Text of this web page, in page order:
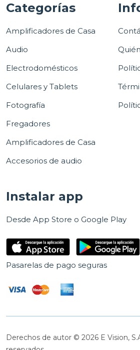
Categorías
Amplificadores de Casa
Audio
Electrodomésticos
Celulares y Tablets
Fotografía
Fregadores
Amplificadores de Casa
Accesorios de audio
Instalar app
Desde App Store o Google Play
Pasarelas de pago seguras
Derechos de autor © 2026 E Vision,